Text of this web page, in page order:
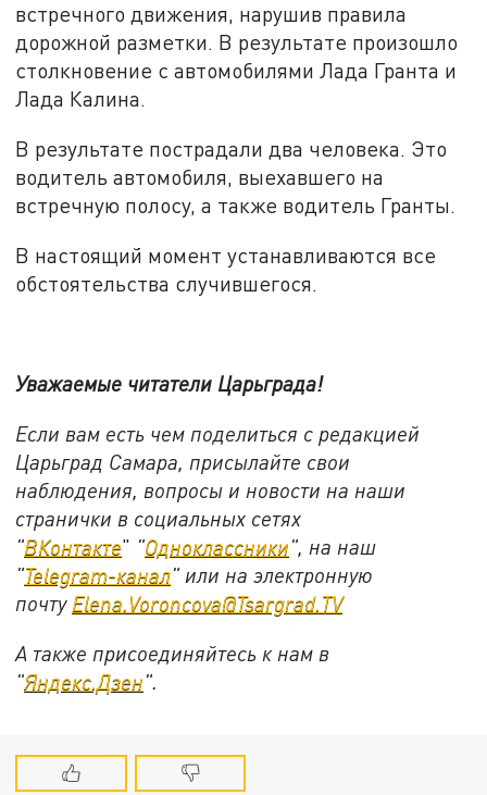
встречного движения, нарушив правила
дорожной разметки. В результате произошло
столкновение с автомобилями Лада Гранта и
Лада Калина.
В результате пострадали два человека. Это
водитель автомобиля, выехавшего на
встречную полосу, а также водитель Гранты.
В настоящий момент устанавливаются все
обстоятельства случившегося.
Уважаемые читатели Царьграда!
Если вам есть чем поделиться с редакцией
Царьград Самара, присылайте свои
наблюдения, вопросы и новости на наши
странички в социальных сетях
"ВКонтакте" "Одноклассники", на наш
"Telegram-канал" или на электронную
почту Elena.Voroncova@Tsargrad.TV
А также присоединяйтесь к нам в
"Яндекс.Дзен".